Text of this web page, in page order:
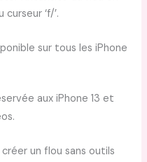
‘f/’.
sur tous les iPhone
aux iPhone 13 et
un flou sans outils